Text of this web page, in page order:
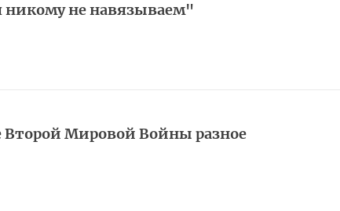
никому не навязываем"
Второй Мировой Войны разное